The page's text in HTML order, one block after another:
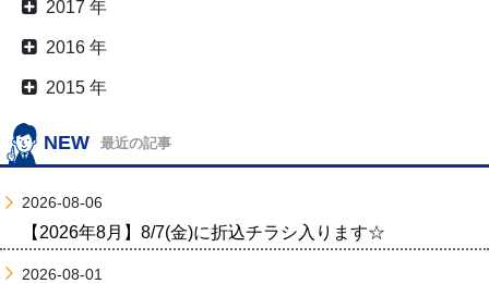
2017 年
2016 年
2015 年
NEW 最近の記事
2026-08-06
【2026年8月】8/7(金)に折込チラシ入ります☆
2026-08-01